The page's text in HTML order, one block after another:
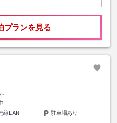
プランを見る
線LAN
駐車場あり